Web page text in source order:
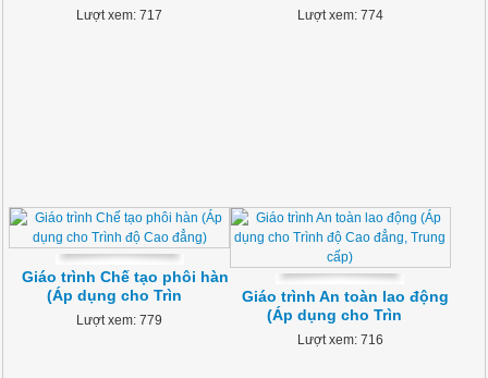
Lượt xem: 717 Lượt xem: 774
Giáo trình Chế tạo phôi hàn
(Áp dụng cho Trìn
Lượt xem: 779
Giáo trình An toàn lao động
(Áp dụng cho Trìn
Lượt xem: 716